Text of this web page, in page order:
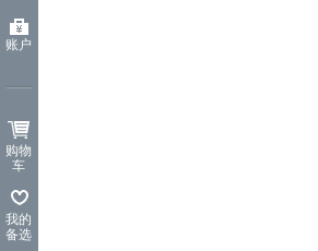
账户
购物
车
我的
备选